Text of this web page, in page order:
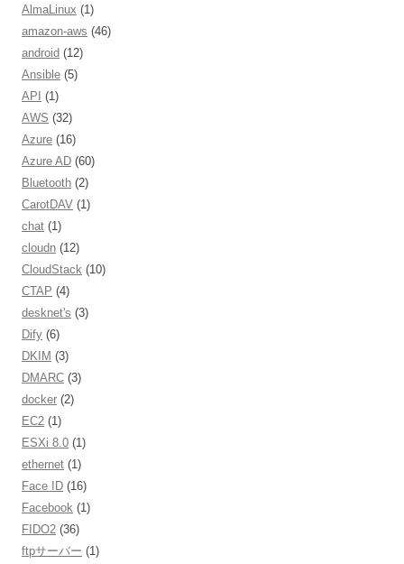
AlmaLinux (1)
amazon-aws (46)
android (12)
Ansible (5)
API (1)
AWS (32)
Azure (16)
Azure AD (60)
Bluetooth (2)
CarotDAV (1)
chat (1)
cloudn (12)
CloudStack (10)
CTAP (4)
desknet's (3)
Dify (6)
DKIM (3)
DMARC (3)
docker (2)
EC2 (1)
ESXi 8.0 (1)
ethernet (1)
Face ID (16)
Facebook (1)
FIDO2 (36)
ftpサーバー (1)